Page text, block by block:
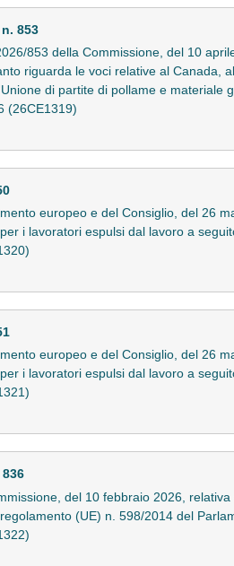
853
853 della Commissione, del 10
riguarda le voci relative al Canada,
di partite di pollame e
(26CE1319)
europeo e del Consiglio, del 26
i lavoratori espulsi dal lavoro a
europeo e del Consiglio, del 26
i lavoratori espulsi dal lavoro a
836
del 10 febbraio 2026,
(UE) n. 598/2014 del